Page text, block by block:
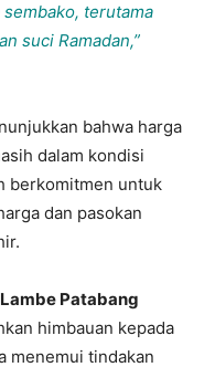
terutama
suci Ramadan,”
bahwa harga
dalam kondisi
berkomitmen untuk
dan pasokan
Lambe Patabang
himbauan kepada
menemui tindakan